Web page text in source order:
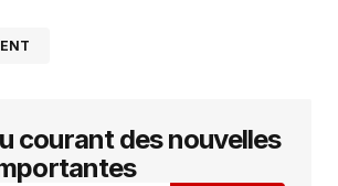
e-mail ne sera pas publiée. Les
sont indiqués avec
courant des nouvelles